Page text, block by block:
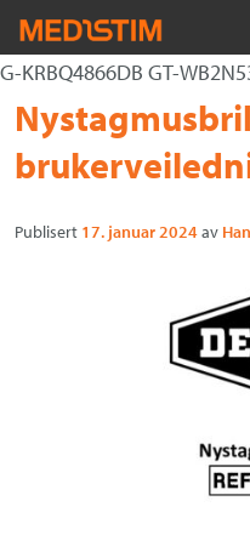
G-KRBQ4866DB GT-
Hjerte-Kar
Nevrokirurgi
Gastro
Gå
innholdet
Forstørre
skrift
Publisert 17. januar 2024av